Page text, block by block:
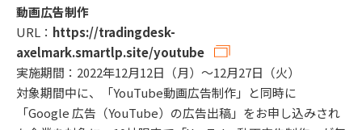
動画広告制作
URL： https://tradingdesk-
axelmark.smartlp.site/youtube
実施期間：2022年12月12日（月）～12月27日（火）
対象期間中に、「YouTube動画広告制作」と同時に
「Google 広告（YouTube）の広告出稿」をお申し込みされ